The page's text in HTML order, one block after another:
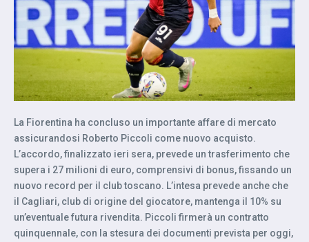
La Fiorentina ha concluso un importante affare di mercato
assicurandosi Roberto Piccoli come nuovo acquisto.
L’accordo, finalizzato ieri sera, prevede un trasferimento che
supera i 27 milioni di euro, comprensivi di bonus, fissando un
nuovo record per il club toscano. L’intesa prevede anche che
il Cagliari, club di origine del giocatore, mantenga il 10% su
un’eventuale futura rivendita. Piccoli firmerà un contratto
quinquennale, con la stesura dei documenti prevista per oggi,